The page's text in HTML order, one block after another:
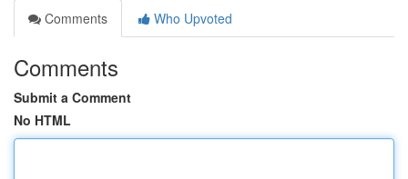
Comments
Who Upvoted
Comments
Submit a Comment
No HTML